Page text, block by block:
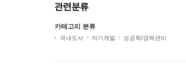
관련분류
카테고리 분류
국내도서 자기계발 성공학/경력관리